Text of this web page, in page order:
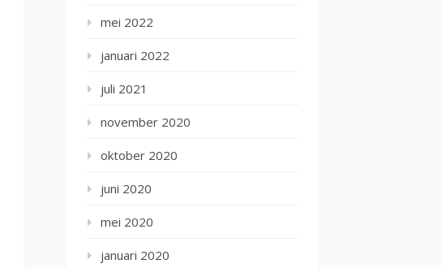
mei 2022
januari 2022
juli 2021
november 2020
oktober 2020
juni 2020
mei 2020
januari 2020